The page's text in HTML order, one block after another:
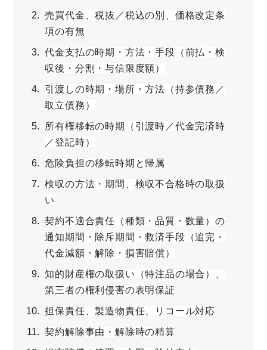
売買代金、税抜／税込の別、価格改定条
項の有無
代金支払の時期・方法・手段（前払・検
収後・分割・与信限度額）
引渡しの時期・場所・方法（持参債務／
取立債務）
所有権移転の時期（引渡時／代金完済時
／登記時）
危険負担の移転時期と帰属
検収の方法・期間、検収不合格時の取扱
い
契約不適合責任（種類・品質・数量）の
通知期間・除斥期間・救済手段（追完・
代金減額・解除・損害賠償）
知的財産権の取扱い（特注品の場合）、
第三者の権利侵害の表明保証
担保責任、製造物責任、リコール対応
契約解除事由・解除時の精算